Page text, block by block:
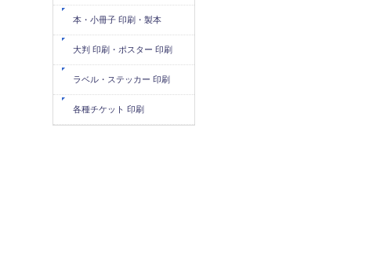
本・小冊子 印刷・製本
大判 印刷・ポスター 印刷
ラベル・ステッカー 印刷
各種チケット 印刷